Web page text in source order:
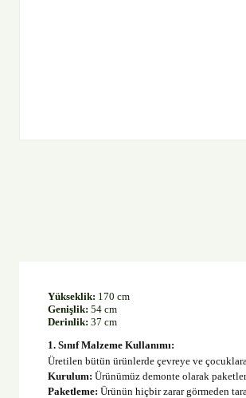
Yükseklik: 170 cm
Genişlik: 54 cm
Derinlik: 37 cm
1. Sınıf Malzeme Kullanımı:
Üretilen bütün ürünlerde çevreye ve
Kurulum: Ürünümüz demonte olarak
Paketleme: Ürünün hiçbir zarar görmeden